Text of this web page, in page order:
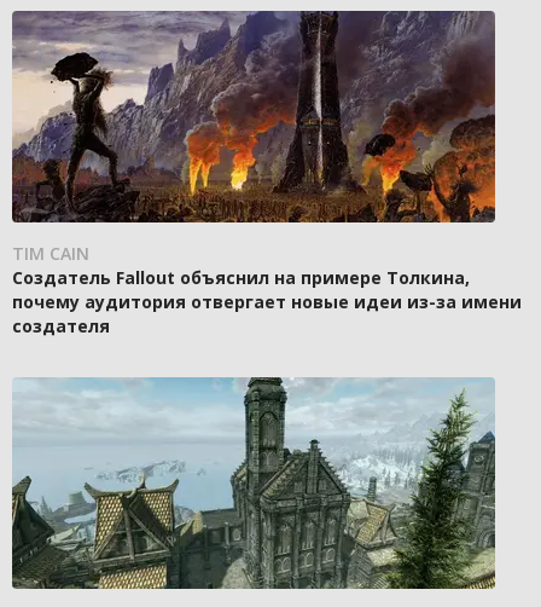
TIM CAIN
Создатель Fallout объяснил на примере Толкина,
почему аудитория отвергает новые идеи из-за имени
создателя